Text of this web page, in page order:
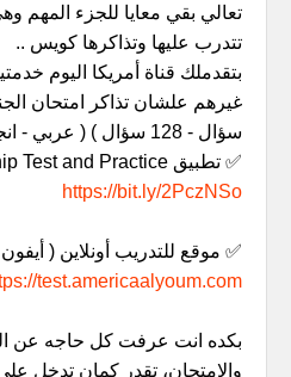
تعالي بقي معايا للجزء المهم
تتدرب عليها وتذاكرها كويس ..
بتقدملك قناة أمريكا اليوم
سؤال - 128 سؤال ) ( عربي - انجليزي ):
✅ تطبيق US Citizenship Test and Practice ( أندرويد ):
https://bit.ly/2PczNSo
✅ موقع للتدريب أونلاين (
test.americaalyoum.com
بكده انت عرفت كل حاجه عن
والإمتحان، تقدر كمان تدخل